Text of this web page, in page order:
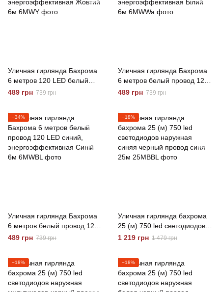
Уличная гирлянда Бахрома
6 метров 120 LED белый
провод желтая,
6м
489 грн 739 грн
Уличная гирлянда Бахрома
6 метров белый провод 120
LED белая,
6м
489 грн 739 грн
−34%
Уличная гирлянда Бахрома
6 метров белый провод 120
LED синий,
6м
489 грн 739 грн
−18%
Уличная гирлянда бахрома
25 (м) 750 led светодиодов
наружная синяя черный
1 219 грн 1 479 грн
−18% −18%